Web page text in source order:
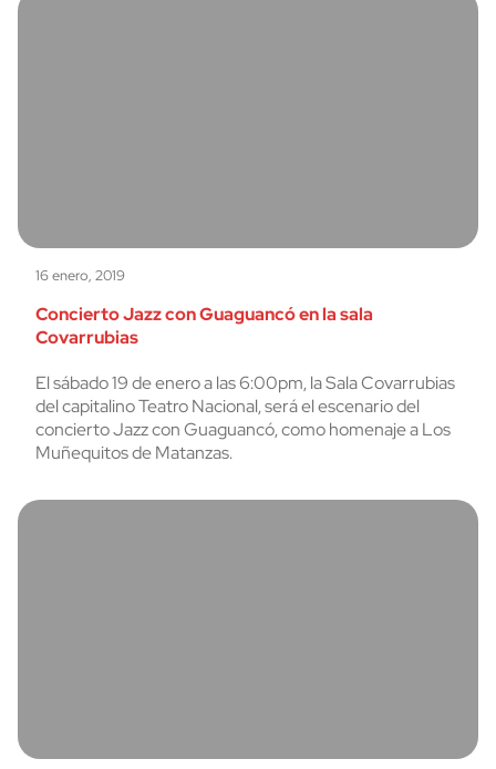
16 enero, 2019
Concierto Jazz con Guaguancó en la sala
Covarrubias
El sábado 19 de enero a las 6:00pm, la Sala Covarrubias
del capitalino Teatro Nacional, será el escenario del
concierto Jazz con Guaguancó, como homenaje a Los
Muñequitos de Matanzas.